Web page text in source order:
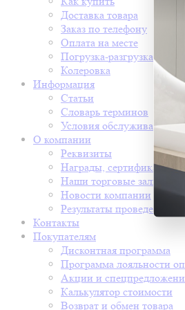
Доставка товара
Заказ по телефону
Оплата на месте
Погрузка-разгрузка
Колеровка
Информация
Статьи
Словарь терминов
Условия обслуживания
О компании
Реквизиты
Награды, сертификаты
Наши торговые залы
Новости компании
Результаты проведения
Контакты
Покупателям
Дисконтная программа
Программа лояльности
Акции и
Калькулятор стоимости
Возврат и обмен товара